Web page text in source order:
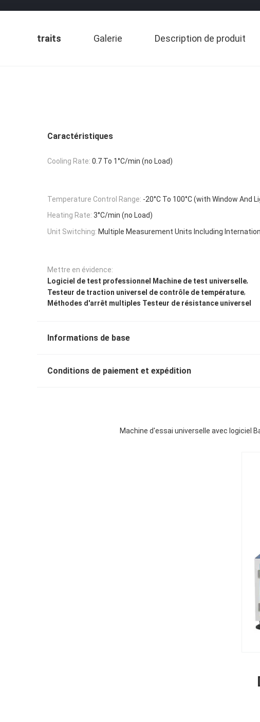
traits Galerie Description de produit
Caractéristiques
Cooling Rate: 0.7 To 1°C/min (no Load)
Temperature Control Range: -20°C To 100°C (with Window And
Heating Rate: 3°C/min (no Load)
Unit Switching: Multiple Measurement Units Including
Mettre en évidence:
Logiciel de test professionnel Machine de test universelle,
Testeur de traction universel de contrôle de température,
Méthodes d'arrêt multiples Testeur de résistance universel
Informations de base
Conditions de paiement et expédition
Machine d'essai universelle avec logiciel